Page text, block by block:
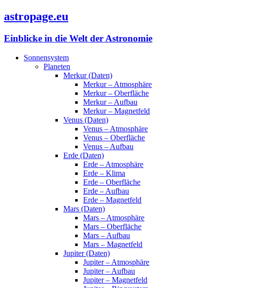
astropage.eu
Einblicke in die Welt der Astronomie
Sonnensystem
Planeten
Merkur (Daten)
Merkur – Atmosphäre
Merkur – Oberfläche
Merkur – Aufbau
Merkur – Magnetfeld
Venus (Daten)
Venus – Atmosphäre
Venus – Oberfläche
Venus – Aufbau
Erde (Daten)
Erde – Atmosphäre
Erde – Klima
Erde – Oberfläche
Erde – Aufbau
Erde – Magnetfeld
Mars (Daten)
Mars – Atmosphäre
Mars – Oberfläche
Mars – Aufbau
Mars – Magnetfeld
Jupiter (Daten)
Jupiter – Atmosphäre
Jupiter – Aufbau
Jupiter – Magnetfeld